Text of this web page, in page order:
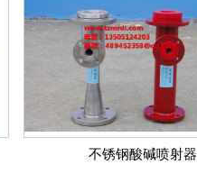
不锈钢酸碱喷射器